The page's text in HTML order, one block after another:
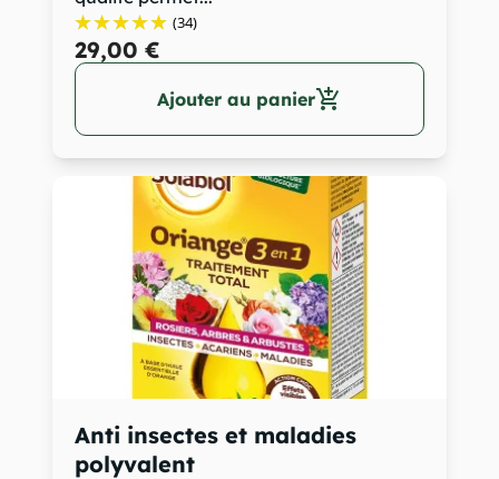
(34)
29,00 €
Ajouter au panieradd_shopping_cart
Anti insectes et maladies
polyvalent